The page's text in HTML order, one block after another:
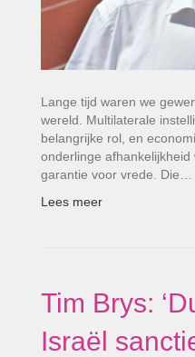
Lange tijd waren we
wereld. Multilaterale
belangrijke rol, en
onderlinge
garantie voor vrede. Die…
Lees meer
Tim Brys:
Israël